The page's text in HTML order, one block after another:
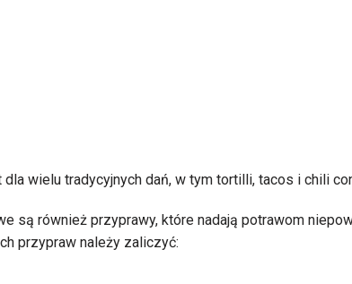
wielu tradycyjnych dań, w tym tortilli, tacos i chili
są również przyprawy, które nadają potrawom
przypraw należy zaliczyć: